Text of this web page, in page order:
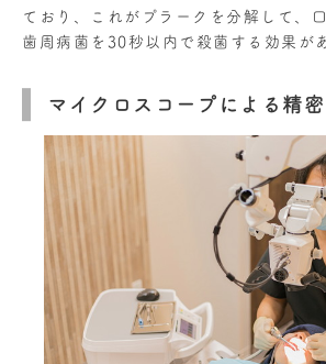
ており、これがプラークを分解して、
歯周病菌を30秒以内で殺菌する効果が
マイクロスコープによる精